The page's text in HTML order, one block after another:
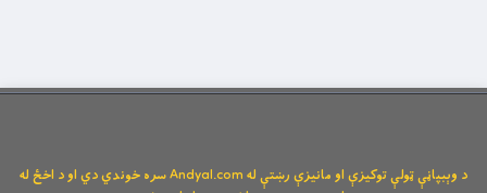
د وېبپاڼې ټولې توکیزې او مانیزې رښتې له Andyal.com سره خوندي دي او د اخځ له